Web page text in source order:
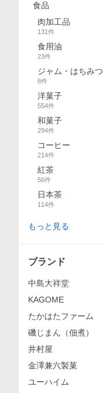
食品
肉加工品
131件
食用油
23件
ジャム・はちみつ
8件
洋菓子
554件
和菓子
294件
コーヒー
214件
紅茶
56件
日本茶
114件
もっと見る
ブランド
中島大祥堂
KAGOME
たかはたファーム
磯じまん（佃煮）
井村屋
金澤兼六製菓
ユーハイム